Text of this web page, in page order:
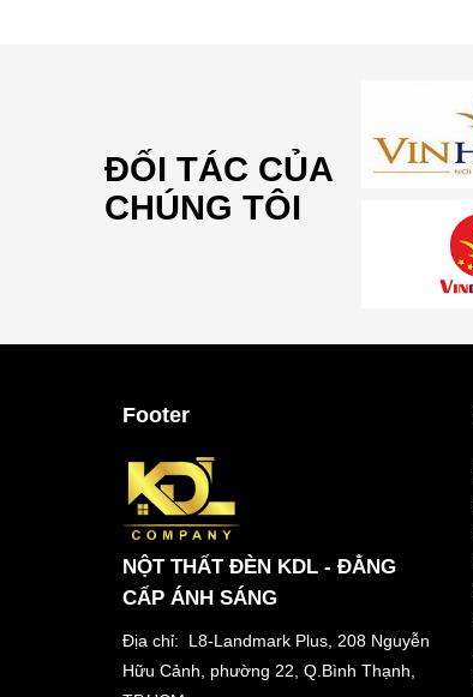
ĐỐI TÁC CỦA
CHÚNG TÔI
Footer
NỘT THẤT ĐÈN KDL - ĐẲNG
CẤP ÁNH SÁNG
Địa chỉ: L8-Landmark Plus, 208 Nguyễn
Hữu Cảnh, phường 22, Q.Bình Thạnh,